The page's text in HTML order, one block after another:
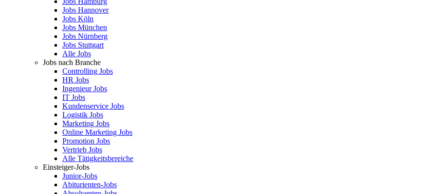
Jobs Hannover
Jobs Köln
Jobs München
Jobs Nürnberg
Jobs Stuttgart
Alle Jobs
Jobs nach Branche
Controlling Jobs
HR Jobs
Ingenieur Jobs
IT Jobs
Kundenservice Jobs
Logistik Jobs
Marketing Jobs
Online Marketing Jobs
Promotion Jobs
Vertrieb Jobs
Alle Tätigkeitsbereiche
Einsteiger-Jobs
Junior-Jobs
Abiturienten-Jobs